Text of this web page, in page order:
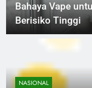
Bahaya Vape
Berisiko Tinggi
NASIONAL